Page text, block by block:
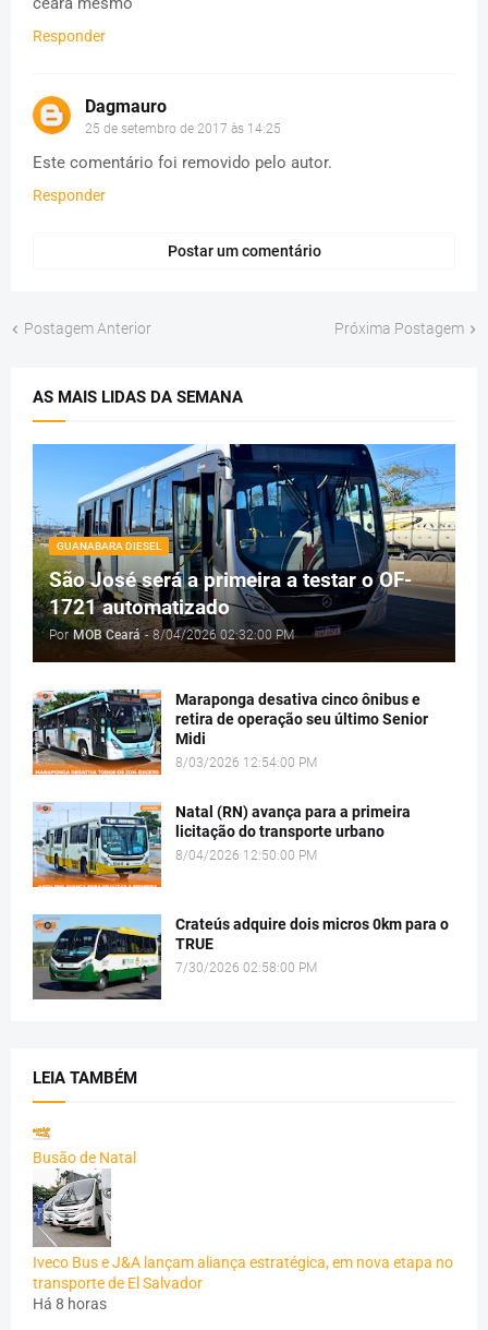
Responder
Dagmauro
25 de setembro de 2017 às 14:25
Este comentário foi removido pelo autor.
Responder
Postar um comentário
Postagem Anterior Próxima Postagem
AS MAIS LIDAS DA SEMANA
GUANABARA DIESEL
São José será a primeira a testar o OF-
1721 automatizado
Por MOB Ceará - 8/04/2026 02:32:00 PM
Maraponga desativa cinco ônibus e
retira de operação seu último Senior
Midi
8/03/2026 12:54:00 PM
Natal (RN) avança para a primeira
licitação do transporte urbano
8/04/2026 12:50:00 PM
Crateús adquire dois micros 0km para o
TRUE
7/30/2026 02:58:00 PM
LEIA TAMBÉM
Busão de Natal
Iveco Bus e J&A lançam aliança estratégica, em nova etapa no
transporte de El Salvador
Há 8 horas